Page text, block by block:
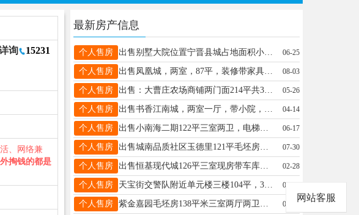
询
15231
、网络兼
掏钱的都是
最新房产信息
个人售房 出售别墅大院位置宁晋县城占地面积小2000平，门口街道18米宽，证件齐全，电话15833608449 06-25
个人售房 出售凤凰城，两室，87平，装修带家具家电，最好楼层，39万。联系电话：18932966416 08-03
个人售房 出售：大曹庄农场商铺两门面214平共3层，迎宾街黄金地段，年租金3万，总价低，收益高，诚意购买价格好谈，有意请联系13071160671 05-26
个人售房 出售书香江南城，两室一厅，带小院，采光好，南北通透，有意电话联系，18555886609 04-14
个人售房 出售小南海二期122平三室两卫，电梯好楼层，总款71万首付即可，老证过户税费低，详询15226863023上八小 06-17
个人售房 出售城南品质社区玉德里121平毛坯房，好楼层带小房、车位总价89万，即买即装修13223267909微信同号 07-30
个人售房 出售恒基现代城126平三室现房带车库，首付14万即可入住，电话15803290833 02-28
个人售房 天宝街交警队附近单元楼三楼104平，3室2厅，水电暖齐全，带1间小房，40万元.电话：13785900601 02-27
个人售房 紫金嘉园毛坯房138平米三室两厅两卫（开发商赠送阳台不算），楼层好地理位置全县最好，北邻凤凰公园中心，西邻信合商夏有意13001850461 06-27
网站客服